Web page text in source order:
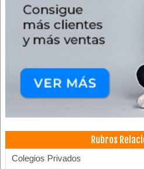
Rubros
Colegios Privados